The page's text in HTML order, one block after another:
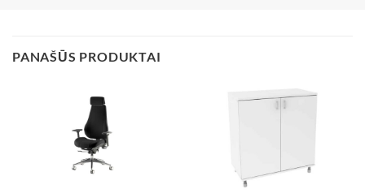
PANAŠŪS PRODUKTAI